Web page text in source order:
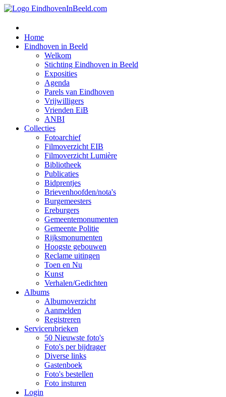
Home
Eindhoven in Beeld
Welkom
Stichting Eindhoven in Beeld
Exposities
Agenda
Parels van Eindhoven
Vrijwilligers
Vrienden EiB
ANBI
Collecties
Fotoarchief
Filmoverzicht EIB
Filmoverzicht Lumière
Bibliotheek
Publicaties
Bidprentjes
Brievenhoofden/nota's
Burgemeesters
Ereburgers
Gemeentemonumenten
Gemeente Politie
Rijksmonumenten
Hoogste gebouwen
Reclame uitingen
Toen en Nu
Kunst
Verhalen/Gedichten
Albums
Albumoverzicht
Aanmelden
Registreren
Servicerubrieken
50 Nieuwste foto's
Foto's per bijdrager
Diverse links
Gastenboek
Foto's bestellen
Foto insturen
Login